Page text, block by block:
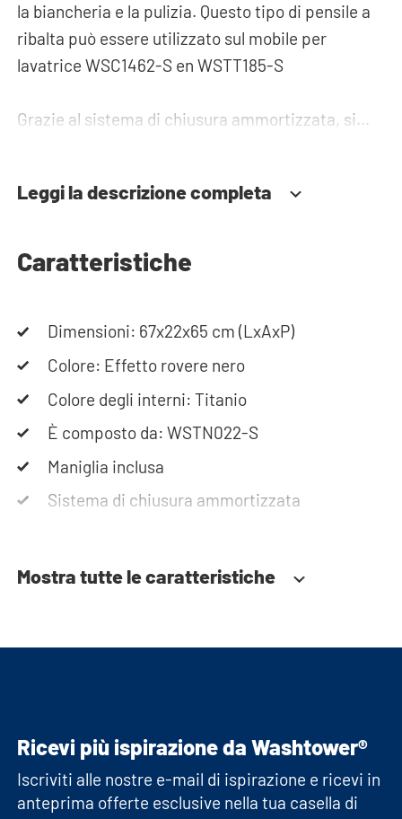
la biancheria e la pulizia. Questo tipo di pensile a
ribalta può essere utilizzato sul mobile per
lavatrice WSC1462-S en WSTT185-S
Grazie al sistema di chiusura ammortizzata, si
montaggio o utilizza il nostro configuratore per
telefonicamente o via e-mail.
Nota bene: gli armadi vengono consegnati in kit.
Leggi la descrizione completa
Caratteristiche
Dimensioni: 67x22x65 cm (LxAxP)
Colore: Effetto rovere nero
Colore degli interni: Titanio
È composto da: WSTN022-S
Maniglia inclusa
Sistema di chiusura ammortizzata
Mostra tutte le caratteristiche
Ricevi più ispirazione da Washtower®
Iscriviti alle nostre e-mail di ispirazione e ricevi in
anteprima offerte esclusive nella tua casella di